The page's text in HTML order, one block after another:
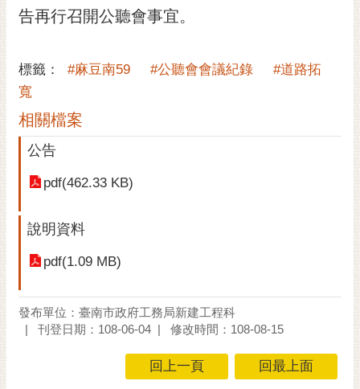
訂
閱
訂
閱
電
子
信
English
日
本
語
告再行召開公聽會事宜。
標籤： #麻豆南59 #公聽會會議紀錄
#道路拓
寬
相關檔案
公告
pdf(462.33 KB)
說明資料
pdf(1.09 MB)
發布單位：臺南市政府工務局新建工程科
刊登日期：108-06-04
修改時間：108-08-15
回上一頁 回最上面